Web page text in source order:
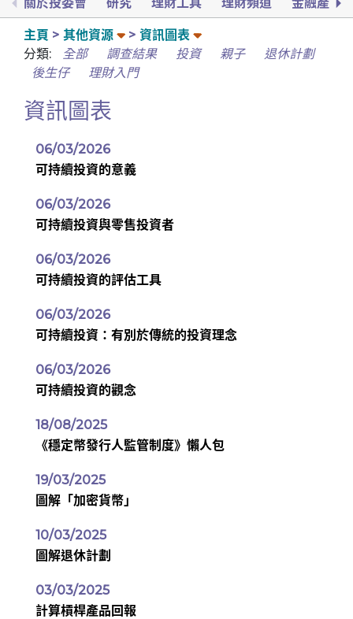
主頁 其他資源
資訊圖表
分類:
全部 調查結果 投資 親子
退休計劃
後生仔
理財入門
資訊圖表
06/03/2026
可持續投資的意義
06/03/2026
可持續投資與零售投資者
06/03/2026
可持續投資的評估工具
06/03/2026
可持續投資：有別於傳統的投資理念
06/03/2026
可持續投資的觀念
18/08/2025
《穩定幣發行人監管制度》懶人包
19/03/2025
圖解「加密貨幣」
10/03/2025
圖解退休計劃
03/03/2025
計算槓桿產品回報